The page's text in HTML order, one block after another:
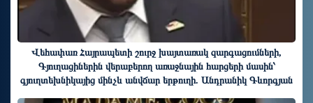
Վեհափառ Հայրապետի շուրջ խայտառակ զարգացումների,
Գյուղացիներին վերաբերող առաջնային հարցերի մասին՝
գյուղտեխնիկայից մինչև անվճար երթուղի. Անդրանիկ Գևորգյան